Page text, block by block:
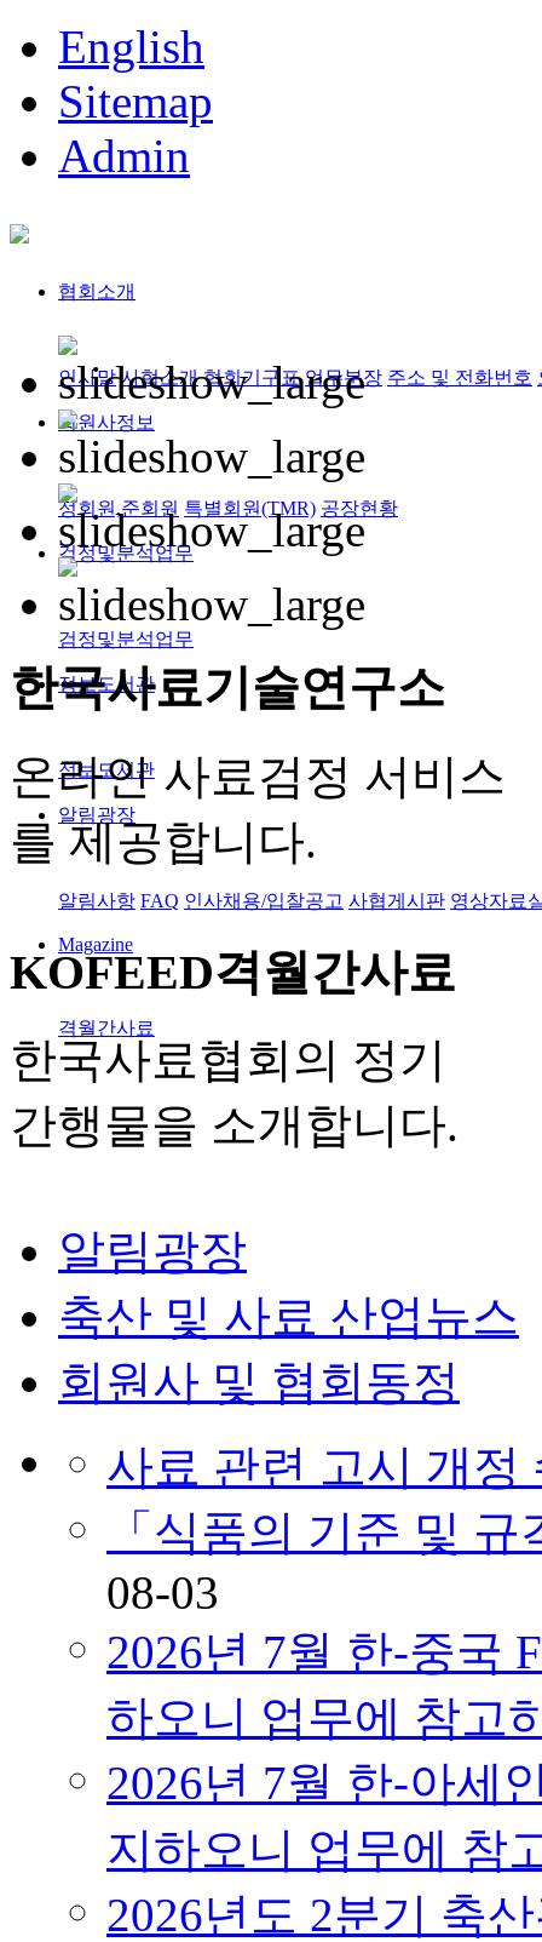
English
Sitemap
Admin
협회소개
인사말 사협소개 협회기구표 업무분장 주소 및 전화번호
회원사정보
정회원,준회원 특별회원(TMR) 공장현황
검정및분석업무
검정및분석업무
정보도서관
정보도서관
알림광장
알림사항 FAQ 인사채용/입찰공고 사협게시판 영상자료
Magazine
격월간사료
한국사료기술연구소
온라인 사료검정 서비스
를 제공합니다.
KOFEED격월간사료
한국사료협회의 정기
간행물을 소개합니다.
알림광장
축산 및 사료 산업뉴스
회원사 및 협회동정
사료 관련 고시 개
「식품의 기준 및
08-03
2026년 7월 한-중국
하오니 업무에 참고
2026년 7월 한-아세
지하오니 업무에 참
2026년도 2분기 축